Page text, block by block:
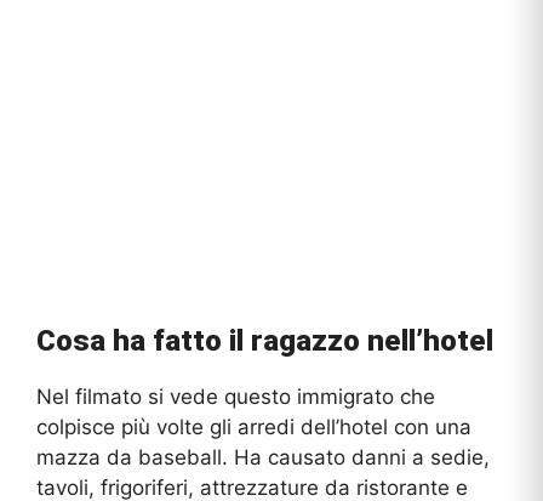
Cosa ha fatto il ragazzo nell’hotel
Nel filmato si vede questo immigrato che
colpisce più volte gli arredi dell’hotel con una
mazza da baseball. Ha causato danni a sedie,
tavoli, frigoriferi, attrezzature da ristorante e